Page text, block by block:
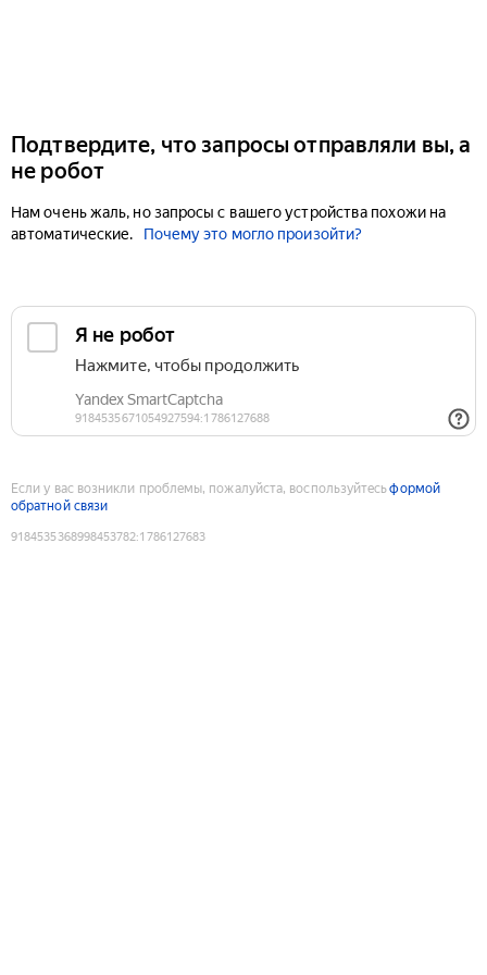
Подтвердите, что запросы отправляли вы, а
не робот
Нам очень жаль, но запросы с вашего устройства похожи на
автоматические.
Почему это могло произойти?
Если у вас возникли проблемы, пожалуйста, воспользуйтесьформой
обратной связи
9184535368998453782:1786127683